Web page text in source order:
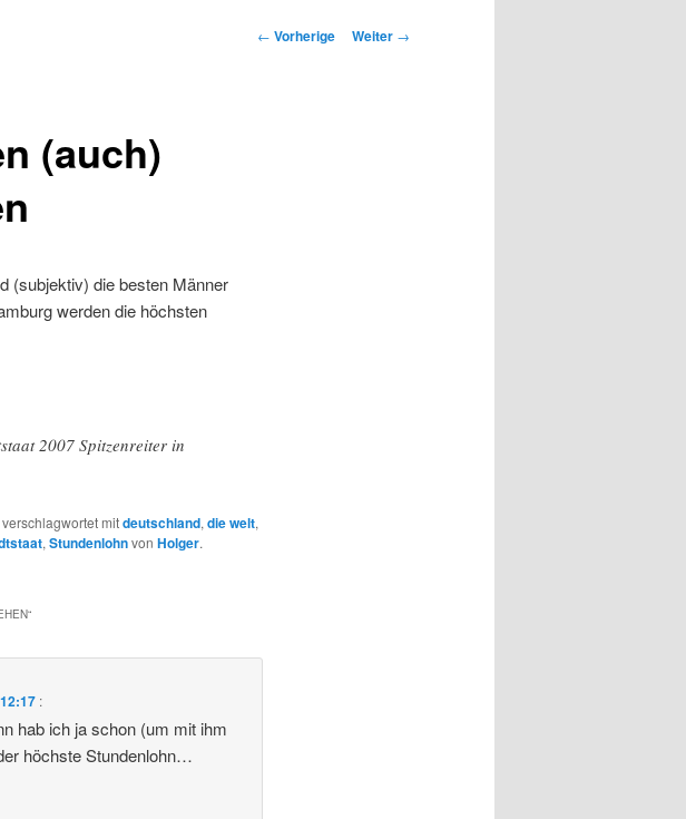
Beitrags-
← Vorherige Weiter →
(auch)
(subjektiv) die besten Männer
werden die höchsten
2007 Spitzenreiter in
mitdeutschland, die welt,
, Stundenlohnvon Holger.
“
:
hab ich ja schon (um mit ihm
höchste Stundenlohn…